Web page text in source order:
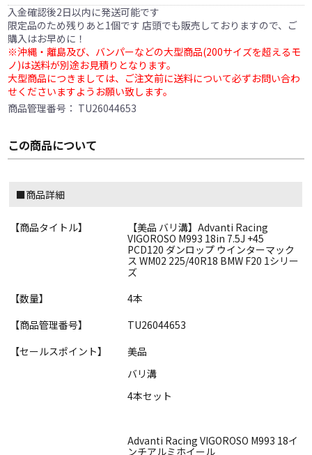
入金確認後2日以内に発送可能です
限定品のため残りあと1個です 店頭でも販売しておりますので、ご
購入はお早めに！
※沖縄・離島及び、バンパーなどの大型商品(200サイズを超えるモ
ノ)は送料が別途お見積りとなります。
大型商品につきましては、ご注文前に送料について必ずお問い合わ
せくださいますようお願い致します。
商品管理番号： TU26044653
この商品について
■商品詳細
【商品タイトル】
【美品 バリ溝】Advanti Racing
VIGOROSO M993 18in 7.5J +45
PCD120 ダンロップ ウインターマック
ス WM02 225/40R18 BMW F20 1シリー
ズ
【数量】
4本
【商品管理番号】
TU26044653
【セールスポイント】
美品
バリ溝
4本セット
Advanti Racing VIGOROSO M993 18イ
ンチアルミホイール